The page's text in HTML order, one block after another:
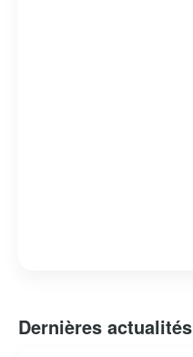
Dernières actualités